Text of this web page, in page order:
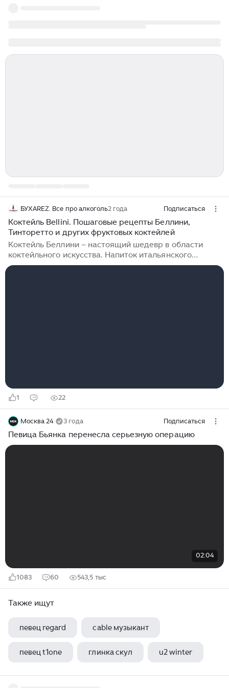
БУХАREZ. Все про алкоголь2 года Подписаться
Коктейль Bellini. Пошаговые рецепты Беллини,
Тинторетто и других фруктовых коктейлей
Коктейль Беллини – настоящий шедевр в области
коктейльного искусства. Напиток итальянского
происхождения тесно ассоциируется с сердцем
1 22
Москва 24 3 года Подписаться
Певица Бьянка перенесла серьезную операцию
02:04
1083 60 543,5 тыс
Также ищут
певец regard cable музыкант
певец t1one глинка скул u2 winter